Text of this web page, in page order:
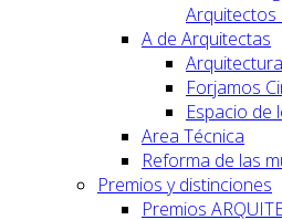
Arquitectos
A de Arquitectas
Forjamos
Espacio de
Area Técnica
Reforma de las
Premios y distinciones
Premios